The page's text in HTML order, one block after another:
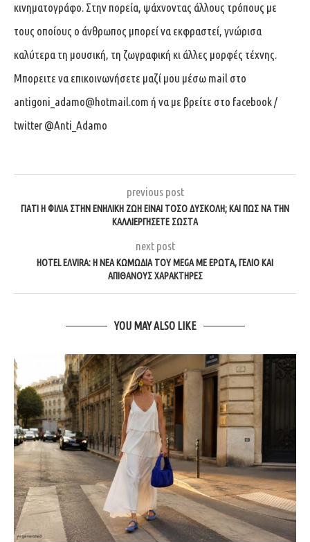
κινηματογράφο. Στην πορεία, ψάχνοντας άλλους τρόπους με
τους οποίους ο άνθρωπος μπορεί να εκφραστεί, γνώρισα
καλύτερα τη μουσική, τη ζωγραφική κι άλλες μορφές τέχνης.
Μπορειτε να επικοινωνήσετε μαζί μου μέσω mail στο
antigoni_adamo@hotmail.com ή να με βρείτε στο facebook /
twitter @Anti_Adamo
previous post
ΓΙΑΤΊ Η ΦΙΛΊΑ ΣΤΗΝ ΕΝΉΛΙΚΗ ΖΩΉ ΕΊΝΑΙ ΤΌΣΟ ΔΎΣΚΟΛΗ; ΚΑΙ ΠΏΣ ΝΑ ΤΗΝ
ΚΑΛΛΙΕΡΓΉΣΕΤΕ ΣΩΣΤΆ
next post
HOTEL ΕΛVIRA: Η ΝΈΑ ΚΩΜΩΔΊΑ ΤΟΥ MEGA ΜΕ ΈΡΩΤΑ, ΓΈΛΙΟ ΚΑΙ
ΑΠΊΘΑΝΟΥΣ ΧΑΡΑΚΤΉΡΕΣ
YOU MAY ALSO LIKE